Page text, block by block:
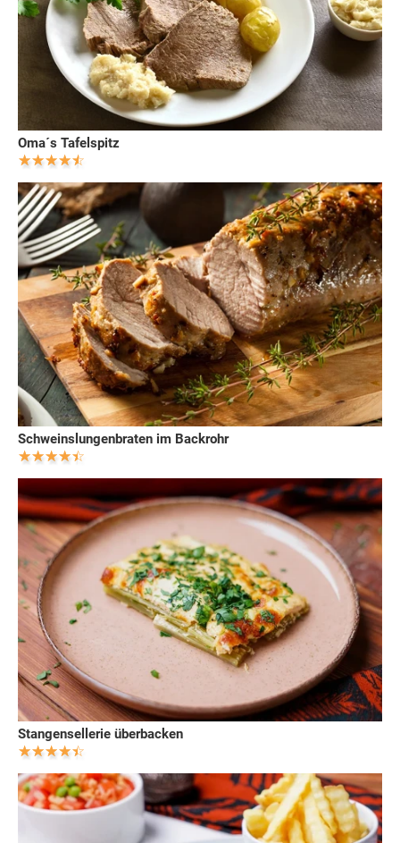
Oma´s Tafelspitz
Schweinslungenbraten im Backrohr
Stangensellerie überbacken